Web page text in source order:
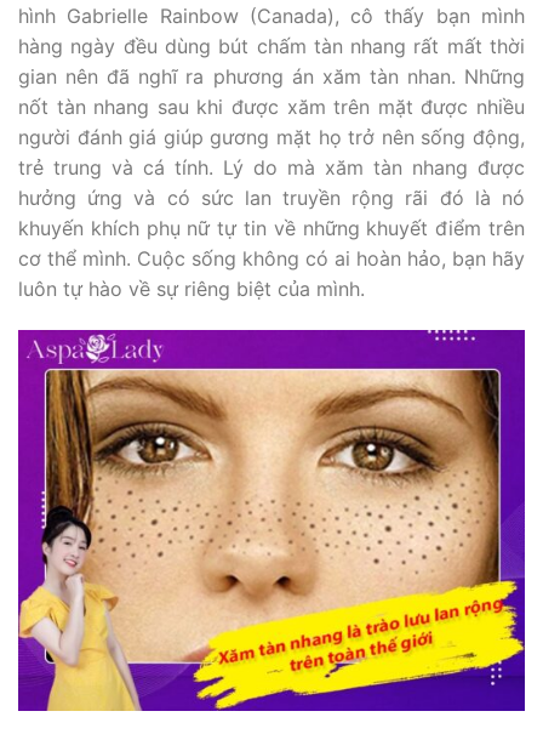
hình Gabrielle Rainbow (Canada), cô thấy bạn mình
hàng ngày đều dùng bút chấm tàn nhang rất mất thời
gian nên đã nghĩ ra phương án xăm tàn nhan. Những
nốt tàn nhang sau khi được xăm trên mặt được nhiều
người đánh giá giúp gương mặt họ trở nên sống động,
trẻ trung và cá tính. Lý do mà xăm tàn nhang được
hưởng ứng và có sức lan truyền rộng rãi đó là nó
khuyến khích phụ nữ tự tin về những khuyết điểm trên
cơ thể mình. Cuộc sống không có ai hoàn hảo, bạn hãy
luôn tự hào về sự riêng biệt của mình.